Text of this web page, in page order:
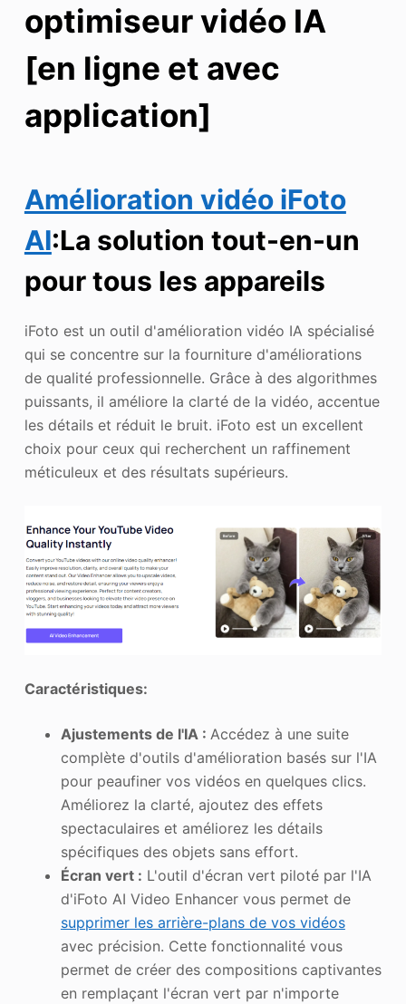
optimiseur vidéo IA
[en ligne et avec
application]
Amélioration vidéo iFoto
AI:La solution tout-en-un
pour tous les appareils
iFoto est un outil d'amélioration vidéo IA spécialisé
qui se concentre sur la fourniture d'améliorations
de qualité professionnelle. Grâce à des algorithmes
puissants, il améliore la clarté de la vidéo, accentue
les détails et réduit le bruit. iFoto est un excellent
choix pour ceux qui recherchent un raffinement
méticuleux et des résultats supérieurs.
Caractéristiques:
Ajustements de l'IA : Accédez à une suite
complète d'outils d'amélioration basés sur l'IA
pour peaufiner vos vidéos en quelques clics.
Améliorez la clarté, ajoutez des effets
spectaculaires et améliorez les détails
spécifiques des objets sans effort.
Écran vert : L'outil d'écran vert piloté par l'IA
d'iFoto AI Video Enhancer vous permet de
supprimer les arrière-plans de vos vidéos
avec précision. Cette fonctionnalité vous
permet de créer des compositions captivantes
en remplaçant l'écran vert par n'importe